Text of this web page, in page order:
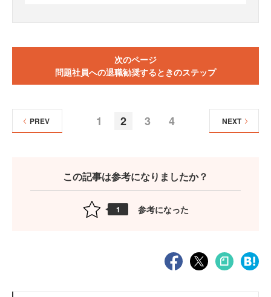
次のページ
問題社員への退職勧奨するときのステップ
1 2 3 4
PREV NEXT
この記事は参考になりましたか？
1 参考になった